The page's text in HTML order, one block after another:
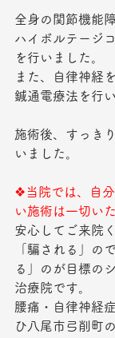
全身の関節機能
ハイボルテージ
を行いました。
また、自律神経
鍼通電療法を行
施術後、すっき
いました。
❖当院では、自
い施術は一切い
安心してご来院
「騙される」の
る」のが目標の
治療院です。
腰痛・自律神経
ひ八尾市弓削町